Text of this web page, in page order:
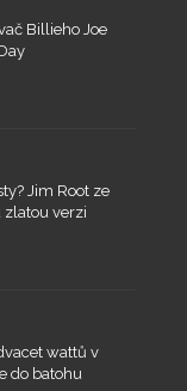
Billieho Joe
Jim Root ze
zlatou verzi
wattů v
do batohu